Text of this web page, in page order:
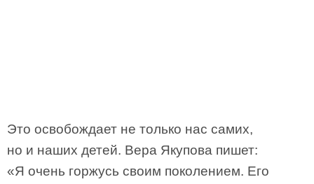
Это освобождает не только нас самих,
но и наших детей. Вера Якупова пишет:
«Я очень горжусь своим поколением. Его